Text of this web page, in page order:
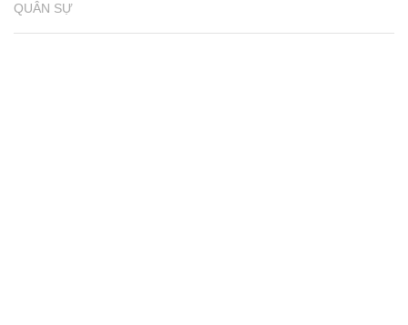
QUÂN SỰ